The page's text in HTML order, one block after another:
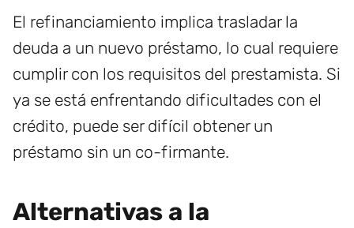
El refinanciamiento implica trasladar la
deuda a un nuevo préstamo, lo cual requiere
cumplir con los requisitos del prestamista. Si
ya se está enfrentando dificultades con el
crédito, puede ser difícil obtener un
préstamo sin un co-firmante.
Alternativas a la